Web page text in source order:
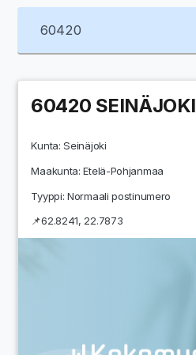
60420 SEINÄJOKI
Kunta:Seinäjoki
Maakunta:Etelä-Pohjanmaa
Tyyppi: Normaali postinumero
📌62.8241,22.7873